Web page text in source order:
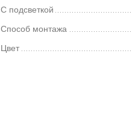
С подсветкой
Способ монтажа
Цвет